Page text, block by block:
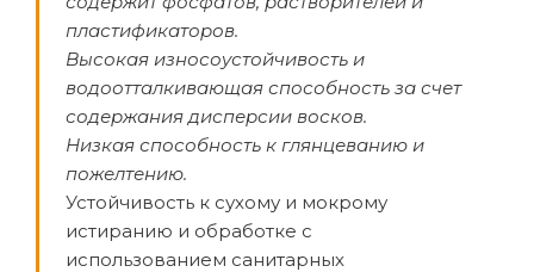
пластификаторов.
Высокая износоустойчивость и
водоотталкивающая способность за счет
содержания дисперсии восков.
Низкая способность к глянцеванию и
пожелтению.
Устойчивость к сухому и мокрому
истиранию и обработке с
использованием санитарных